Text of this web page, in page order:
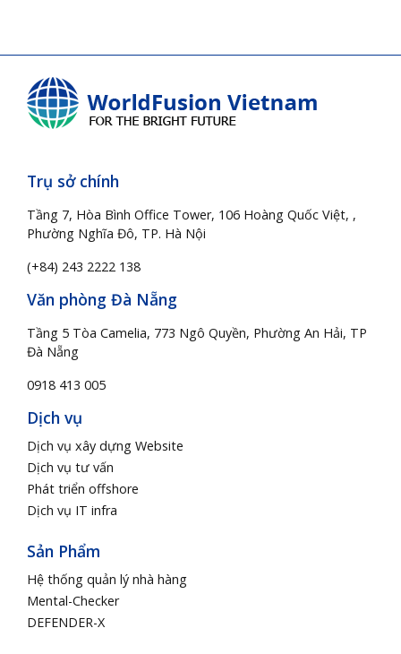
Trụ sở chính
Tầng 7, Hòa Bình Office Tower, 106 Hoàng Quốc Việt, ,
Phường Nghĩa Đô, TP. Hà Nội
(+84) 243 2222 138
Văn phòng Đà Nẵng
Tầng 5 Tòa Camelia, 773 Ngô Quyền, Phường An Hải, TP
Đà Nẵng
0918 413 005
Dịch vụ
Dịch vụ xây dựng Website
Dịch vụ tư vấn
Phát triển offshore
Dịch vụ IT infra
Sản Phẩm
Hệ thống quản lý nhà hàng
Mental-Checker
DEFENDER-X